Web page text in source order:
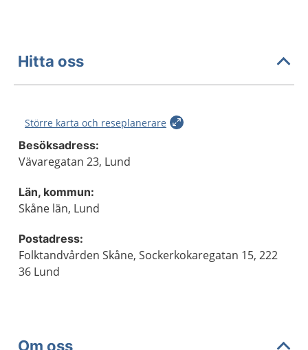
Hitta oss
Större karta och reseplanerare
Besöksadress:
Vävaregatan 23, Lund
Län, kommun:
Skåne län, Lund
Postadress:
Folktandvården Skåne, Sockerkokaregatan 15, 222
36 Lund
Om oss